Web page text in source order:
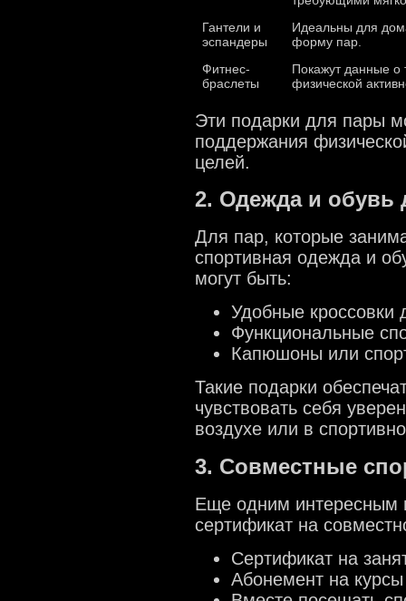
Гантели и
эспандеры
Идеальны для
форму пар.
Фитнес-
браслеты
Покажут данные о
физической
Эти подарки для пары
поддержания
целей.
2. Одежда и обувь
Для пар, которые
спортивная одежда и
могут быть:
Удобные кроссовки
Функциональные
Капюшоны или
Такие подарки
чувствовать себя
воздухе или в
3. Совместные
Еще одним интересным
сертификат на
Сертификат на
Абонемент на